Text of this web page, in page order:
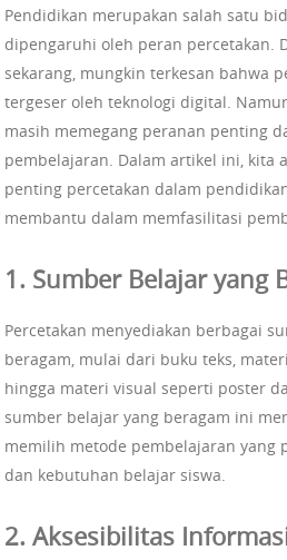
Pendidikan merupakan salah satu
dipengaruhi oleh peran percetakan.
sekarang, mungkin terkesan bahwa
tergeser oleh teknologi digital.
masih memegang peranan penting
pembelajaran. Dalam artikel ini, kita
penting percetakan dalam
membantu dalam memfasilitasi
1. Sumber Belajar yang
Percetakan menyediakan berbagai
beragam, mulai dari buku teks,
hingga materi visual seperti poster
sumber belajar yang beragam ini
memilih metode pembelajaran yang
dan kebutuhan belajar siswa.
2. Aksesibilitas